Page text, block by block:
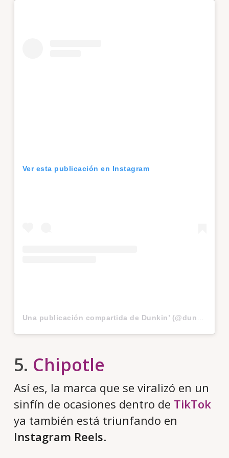
Ver esta publicación en Instagram
5. Chipotle
Así es, la marca que se viralizó en un
sinfín de ocasiones dentro de TikTok
ya también está triunfando en
Instagram Reels.